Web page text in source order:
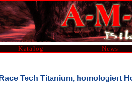
Katalog News
Race Tech Titanium, homologiert